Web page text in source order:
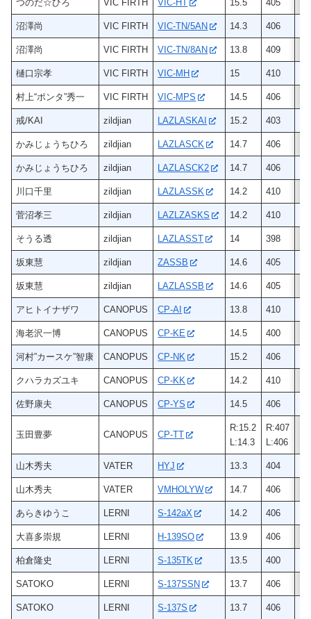
つのだ☆ひろ VIC FIRTH VIC-HT 15.5 405
沼澤尚 VIC FIRTH VIC-TN/5AN 14.3 406
沼澤尚 VIC FIRTH VIC-TN/8AN 13.8 409
樋口宗孝 VIC FIRTH VIC-MH 15 410
村上“ポンタ”秀一 VIC FIRTH VIC-MPS 14.5 406
戒/KAI zildjian LAZLASKAI 15.2 403
かみじょうちひろ zildjian LAZLASCK 14.7 406
かみじょうちひろ zildjian LAZLASCK2 14.7 406
川口千里 zildjian LAZLASSK 14.2 410
菅沼孝三 zildjian LAZLZASKS 14.2 410
そうる透 zildjian LAZLASST 14 398
坂東慧 zildjian ZASSB 14.6 405
坂東慧 zildjian LAZLASSB 14.6 405
アヒトイナザワ CANOPUS CP-AI 13.8 410
海老沢一博 CANOPUS CP-KE 14.5 400
河村”カースケ”智康 CANOPUS CP-NK 15.2 406
クハラカズユキ CANOPUS CP-KK 14.2 410
佐野康夫 CANOPUS CP-YS 14.5 406
玉田豊夢 CANOPUS CP-TT
R:15.2
L:14.3
R:407
L:406
山木秀夫 VATER HYJ 13.3 404
山木秀夫 VATER VMHOLYW 14.7 406
あらきゆうこ LERNI S-142aX 14.2 406
大喜多崇規 LERNI H-139SO 13.9 406
柏倉隆史 LERNI S-135TK 13.5 400
SATOKO LERNI S-137SSN 13.7 406
SATOKO LERNI S-137S 13.7 406